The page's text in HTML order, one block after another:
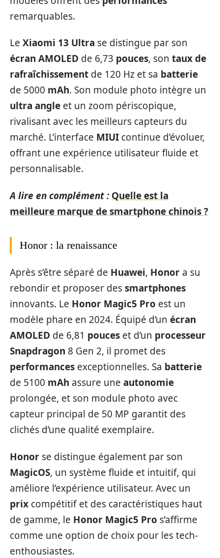
remarquables.
Le Xiaomi 13 Ultra se distingue par son
écran AMOLED de 6,73 pouces, son taux de
rafraîchissement de 120 Hz et sa batterie
de 5000 mAh. Son module photo intègre un
ultra angle et un zoom périscopique,
rivalisant avec les meilleurs capteurs du
marché. L’interface MIUI continue d’évoluer,
offrant une expérience utilisateur fluide et
personnalisable.
A lire en complément : Quelle est la
meilleure marque de smartphone chinois ?
Honor : la renaissance
Après s’être séparé de Huawei, Honor a su
rebondir et proposer dessmartphones
innovants. Le Honor Magic5 Pro est un
modèle phare en 2024. Équipé d’un écran
AMOLED de 6,81 pouces et d’un processeur
Snapdragon 8 Gen 2, il promet des
performances exceptionnelles. Sa batterie
de 5100 mAh assure une autonomie
prolongée, et son module photo avec
capteur principal de 50 MP garantit des
clichés d’une qualité exemplaire.
Honor se distingue également par son
MagicOS, un système fluide et intuitif, qui
améliore l’expérience utilisateur. Avec un
prix compétitif et des caractéristiques haut
de gamme, le Honor Magic5 Pro s’affirme
comme une option de choix pour les tech-
enthousiastes.